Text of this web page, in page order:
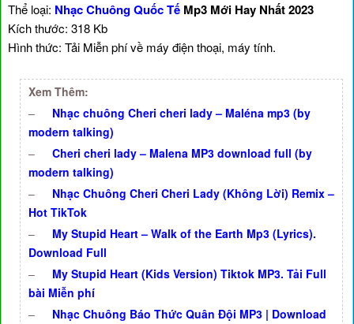
Thể loại: Nhạc Chuông Quốc Tế Mp3 Mới Hay Nhất 2023
Kích thước: 318 Kb
Hình thức: Tải Miễn phí về máy điện thoại, máy tính.
Xem Thêm:
–
Nhạc chuông Cheri cheri lady – Maléna mp3 (by
modern talking)
–
Cheri cheri lady – Malena MP3 download full (by
modern talking)
–
Nhạc Chuông Cheri Cheri Lady (Không Lời) Remix –
Hot TikTok
–
My Stupid Heart – Walk of the Earth Mp3 (Lyrics).
Download Full
–
My Stupid Heart (Kids Version) Tiktok MP3. Tải Full
bài Miễn phí
–
Nhạc Chuông Báo Thức Quân Đội MP3 | Download